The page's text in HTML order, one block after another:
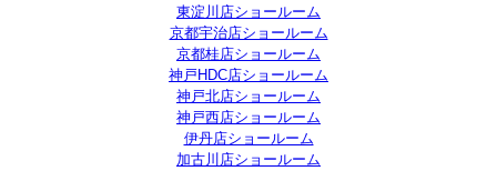
東淀川店ショールーム
京都宇治店ショールーム
京都桂店ショールーム
神戸HDC店ショールーム
神戸北店ショールーム
神戸西店ショールーム
伊丹店ショールーム
加古川店ショールーム